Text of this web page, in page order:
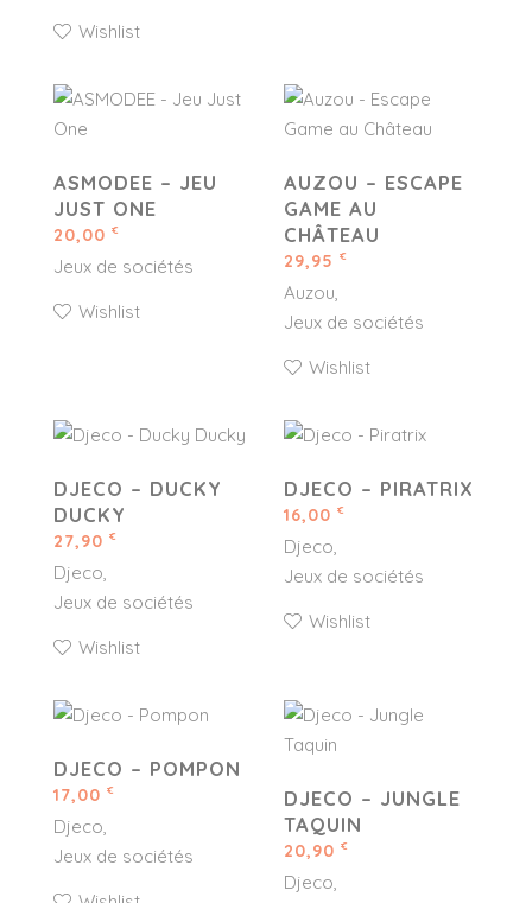
Wishlist
ASMODEE – JEU
JUST ONE
20,00 €
Jeux de sociétés
Wishlist
AUZOU – ESCAPE
GAME AU
CHÂTEAU
29,95 €
Auzou
Jeux de sociétés
Wishlist
DJECO – DUCKY
DUCKY
27,90 €
Djeco
Jeux de sociétés
Wishlist
DJECO – PIRATRIX
16,00 €
Djeco
Jeux de sociétés
Wishlist
DJECO – POMPON
17,00 €
Djeco
Jeux de sociétés
DJECO – JUNGLE
TAQUIN
20,90 €
Djeco